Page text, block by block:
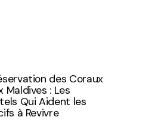
des Coraux
Maldives : Les
Qui Aident les
à Revivre